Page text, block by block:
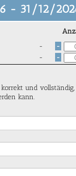
- 31/12/
- -
- -
und
kann.